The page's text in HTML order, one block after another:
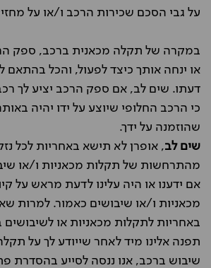
על גבי הסכם שכירות הרכב ו/או על
במקרה של תקלה מכאנית ברכב, ספק
או ינחה אותך כיצד לפעול, והכל בהתאם
דעתו. שים לב, אם ספק הרכב יציע לך רכב
כי הרכב החלופי שיוצע על ידו יהיה
שהוזמנה על ידך.
שים לב, אופרן לא תישא באחריות לכל
מהתרחשות של תקלות מכאניות ו/או
אם ידענו או היה עלינו לדעת מראש על
מכאניות ו/או שיבושים כאמור. למרות
באחריות לתקלות מכאניות או
תפנה אלינו מיד לאחר שייודע לך על
שיבוש ברכב, אנו ננסה לסייע בהסדרת